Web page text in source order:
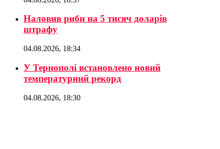
Наловив риби на 5 тисяч доларів
штрафу
04.08.2026, 18:34
У Тернополі встановлено новий
температурний рекорд
04.08.2026, 18:30